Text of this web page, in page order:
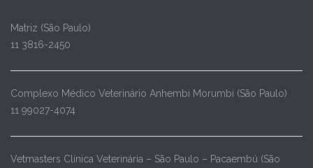
Matriz (São Paulo)
11 3816-2450
Complexo Médico Veterinário Anhembi Morumbi (São Paulo)
11 99027-4074
Vetmasters Clínica Veterinária – São Paulo – Pacaembú (São